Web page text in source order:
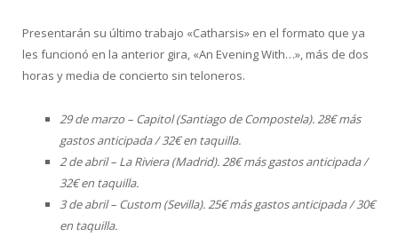
Presentarán su último trabajo «Catharsis» en el formato que ya
les funcionó en la anterior gira, «An Evening With…», más de dos
horas y media de concierto sin teloneros.
29 de marzo – Capitol (Santiago de Compostela). 28€ más
gastos anticipada / 32€ en taquilla.
2 de abril – La Riviera (Madrid). 28€ más gastos anticipada /
32€ en taquilla.
3 de abril – Custom (Sevilla). 25€ más gastos anticipada / 30€
en taquilla.